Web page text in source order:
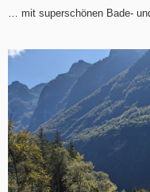
… mit superschönen Bade-